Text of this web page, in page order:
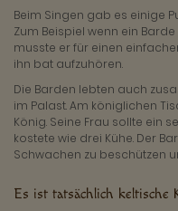
Beim Singen gab es einige
Zum Beispiel wenn ein
musste er für einen
ihn bat aufzuhören.
Die Barden lebten auch
im Palast. Am königlichen
König. Seine Frau sollte ein
kostete wie drei Kühe. Der
Schwachen zu beschützen
Es ist tatsächlich keltische